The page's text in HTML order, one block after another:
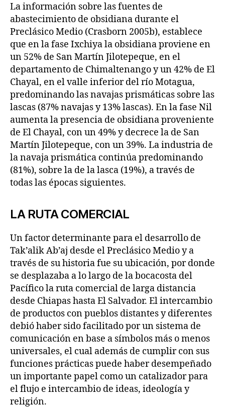
La información sobre las fuentes de
abastecimiento de obsidiana durante el
Preclásico Medio (Crasborn 2005b), establece
que en la fase Ixchiya la obsidiana proviene en
un 52% de San Martín Jilotepeque, en el
departamento de Chimaltenango y un 42% de El
Chayal, en el valle inferior del río Motagua,
predominando las navajas prismáticas sobre las
lascas (87% navajas y 13% lascas). En la fase Nil
aumenta la presencia de obsidiana proveniente
de El Chayal, con un 49% y decrece la de San
Martín Jilotepeque, con un 39%. La industria de
la navaja prismática continúa predominando
(81%), sobre la de la lasca (19%), a través de
todas las épocas siguientes.
LA RUTA COMERCIAL
Un factor determinante para el desarrollo de
Tak’alik Ab’aj desde el Preclásico Medio y a
través de su historia fue su ubicación, por donde
se desplazaba a lo largo de la bocacosta del
Pacífico la ruta comercial de larga distancia
desde Chiapas hasta El Salvador. El intercambio
de productos con pueblos distantes y diferentes
debió haber sido facilitado por un sistema de
comunicación en base a símbolos más o menos
universales, el cual además de cumplir con sus
funciones prácticas puede haber desempeñado
un importante papel como un catalizador para
el flujo e intercambio de ideas, ideología y
religión.